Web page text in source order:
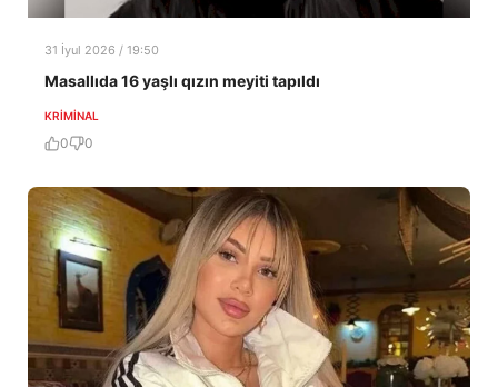
31 İyul 2026 / 19:50
Masallıda 16 yaşlı qızın meyiti tapıldı
KRIMINAL
0 0